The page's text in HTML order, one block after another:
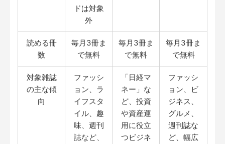
ドは対象
外
読める冊
数
毎月3冊ま
で無料
毎月3冊ま
で無料
毎月3冊ま
で無料
対象雑誌
の主な傾
向
ファッシ
ョン、ラ
イフスタ
イル、趣
味、週刊
誌など、
「日経マ
ネー」な
ど、投資
や資産運
用に役立
つビジネ
ファッシ
ョン、ビ
ジネス、
グルメ、
週刊誌な
ど、幅広